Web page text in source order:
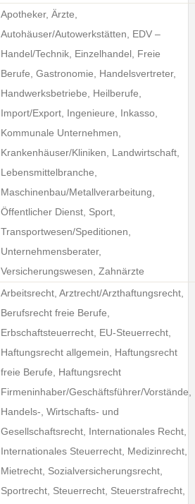
Apotheker, Ärzte,
Autohäuser/Autowerkstätten, EDV –
Handel/Technik, Einzelhandel, Freie
Berufe, Gastronomie, Handelsvertreter,
Handwerksbetriebe, Heilberufe,
Import/Export, Ingenieure, Inkasso,
Kommunale Unternehmen,
Krankenhäuser/Kliniken, Landwirtschaft,
Lebensmittelbranche,
Maschinenbau/Metallverarbeitung,
Öffentlicher Dienst, Sport,
Transportwesen/Speditionen,
Unternehmensberater,
Versicherungswesen, Zahnärzte
Arbeitsrecht, Arztrecht/Arzthaftungsrecht,
Berufsrecht freie Berufe,
Erbschaftsteuerrecht, EU-Steuerrecht,
Haftungsrecht allgemein, Haftungsrecht
freie Berufe, Haftungsrecht
Firmeninhaber/Geschäftsführer/Vorstände,
Handels-, Wirtschafts- und
Gesellschaftsrecht, Internationales Recht,
Internationales Steuerrecht, Medizinrecht,
Mietrecht, Sozialversicherungsrecht,
Sportrecht, Steuerrecht, Steuerstrafrecht,